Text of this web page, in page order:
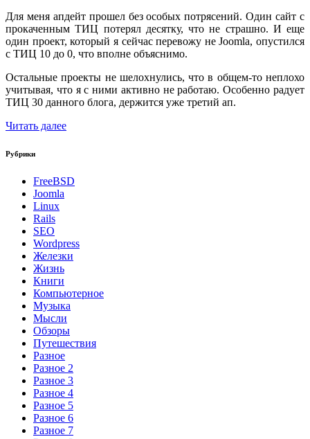
Для меня апдейт прошел без особых потрясений. Один сайт с
прокаченным ТИЦ потерял десятку, что не страшно. И еще
один проект, который я сейчас перевожу не Joomla, опустился
с ТИЦ 10 до 0, что вполне объяснимо.
Остальные проекты не шелохнулись, что в общем-то неплохо
учитывая, что я с ними активно не работаю. Особенно радует
ТИЦ 30 данного блога, держится уже третий ап.
Читать далее
Рубрики
FreeBSD
Joomla
Linux
Rails
SEO
Wordpress
Железки
Жизнь
Книги
Компьютерное
Музыка
Мысли
Обзоры
Путешествия
Разное
Разное 2
Разное 3
Разное 4
Разное 5
Разное 6
Разное 7